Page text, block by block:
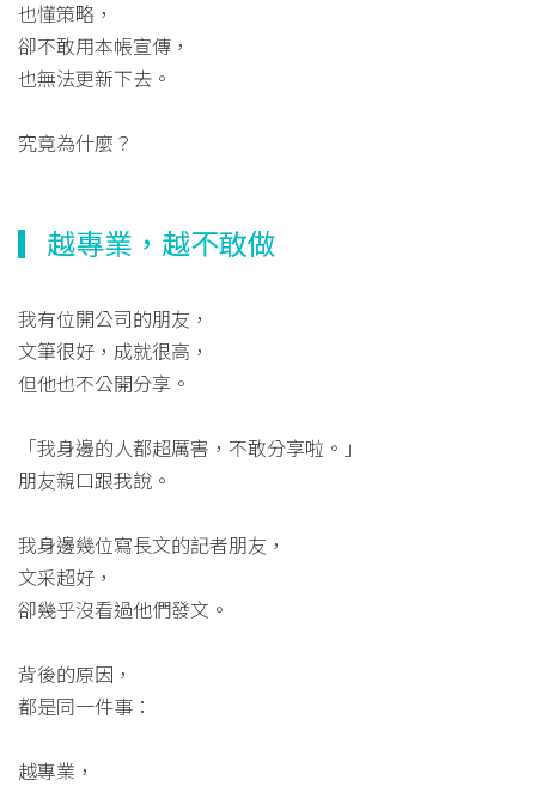
也懂策略，
卻不敢用本帳宣傳，
也無法更新下去。
究竟為什麼？
▎越專業，越不敢做
我有位開公司的朋友，
文筆很好，成就很高，
但他也不公開分享。
「我身邊的人都超厲害，不敢分享啦。」
朋友親口跟我說。
我身邊幾位寫長文的記者朋友，
文采超好，
卻幾乎沒看過他們發文。
背後的原因，
都是同一件事：
越專業，